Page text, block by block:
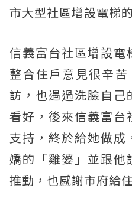
市大型社區增設電梯
信義富台社區增設電
整合住戶意見很辛
訪，也遇過洗臉自己
看好，後來信義富台
支持，終於給她做成
嬌的「雞婆」並跟他
推動，也感謝市府給